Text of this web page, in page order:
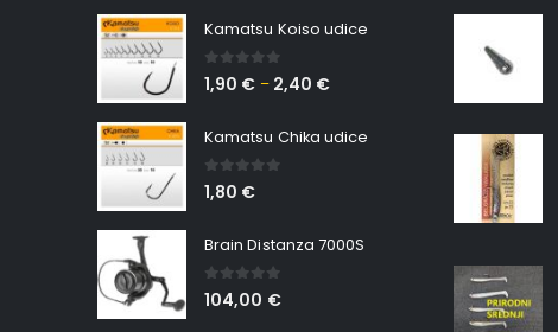
Kamatsu Koiso udice
0 out of 5
1,90 € – 2,40 €
Kamatsu Chika udice
0 out of 5
1,80 €
Brain Distanza 7000S
0out of 5
104,00 €